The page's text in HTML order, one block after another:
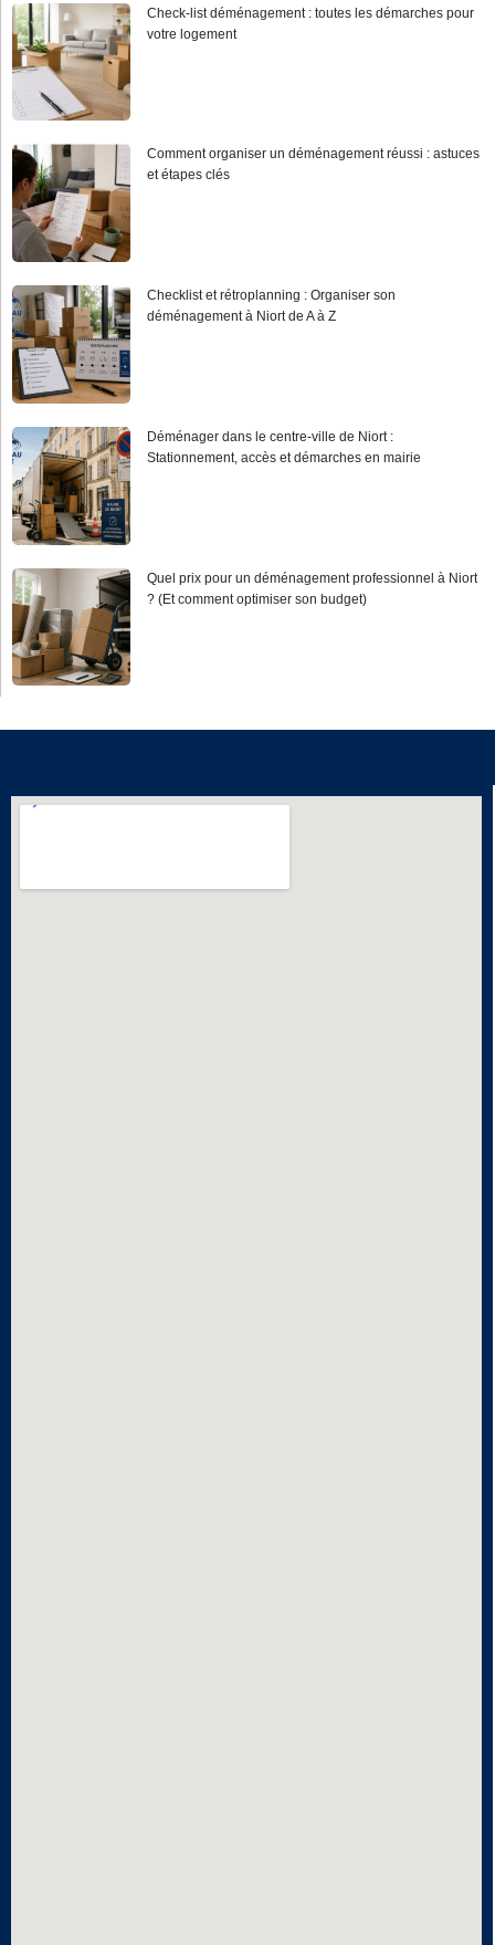
Check-list déménagement : toutes les démarches pour
votre logement
Comment organiser un déménagement réussi : astuces
et étapes clés
Checklist et rétroplanning : Organiser son
déménagement à Niort de A à Z
Déménager dans le centre-ville de Niort :
Stationnement, accès et démarches en mairie
Quel prix pour un déménagement professionnel à Niort
? (Et comment optimiser son budget)